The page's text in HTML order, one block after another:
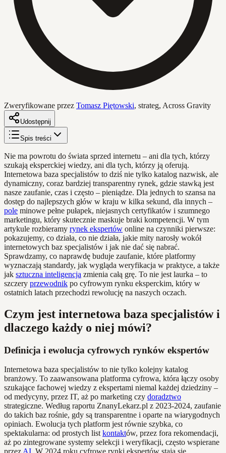
Zweryfikowane przez Tomasz Piętowski, strateg, Across Gravity
Udostępnij
Spis treści
Nie ma powrotu do świata sprzed internetu – ani dla tych, którzy
szukają eksperckiej wiedzy, ani dla tych, którzy ją oferują.
Internetowa baza specjalistów to dziś nie tylko katalog nazwisk, ale
dynamiczny, coraz bardziej transparentny rynek, gdzie stawką jest
nasze zaufanie, czas i często – pieniądze. Dla jednych to szansa na
dostęp do najlepszych głów w kraju w kilka sekund, dla innych –
pole minowe pełne pułapek, niejasnych certyfikatów i szumnego
marketingu, który skutecznie maskuje braki kompetencji. W tym
artykule rozbieramy rynek ekspertów online na czynniki pierwsze:
pokazujemy, co działa, co nie działa, jakie mity narosły wokół
internetowych baz specjalistów i jak nie dać się nabrać.
Sprawdzamy, co naprawdę buduje zaufanie, które platformy
wyznaczają standardy, jak wygląda weryfikacja w praktyce, a także
jak sztuczna inteligencja zmienia całą grę. To nie jest laurka – to
szczery przewodnik po cyfrowym rynku eksperckim, który w
ostatnich latach przechodzi rewolucję na naszych oczach.
Czym jest internetowa baza specjalistów i
dlaczego każdy o niej mówi?
Definicja i ewolucja cyfrowych rynków ekspertów
Internetowa baza specjalistów to nie tylko kolejny katalog
branżowy. To zaawansowana platforma cyfrowa, która łączy osoby
szukające fachowej wiedzy z ekspertami niemal każdej dziedziny –
od medycyny, przez IT, aż po marketing czy doradztwo
strategiczne. Według raportu ZnanyLekarz.pl z 2023-2024, zaufanie
do takich baz rośnie, gdy są transparentne i oparte na wiarygodnych
opiniach. Ewolucja tych platform jest równie szybka, co
spektakularna: od prostych list kontaktów, przez fora rekomendacji,
aż po zintegrowane systemy selekcji i weryfikacji, często wspierane